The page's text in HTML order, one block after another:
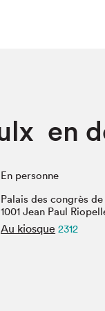
en
En personne
Palais des congrès
1001 Jean Paul
Au kiosque 2312